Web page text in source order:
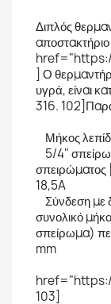
Διπλός
] Ο
υγρά, είναι
316.
Μήκος
5/4"
σπειρώματος
18,5A
Σύνδεση με
συνολικό
σπείρωμα)
mm
103]